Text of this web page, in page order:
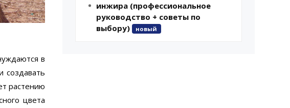
в
создавать
растению
цвета
инжира (профессиональное
руководство + советы по
выбору)
новый